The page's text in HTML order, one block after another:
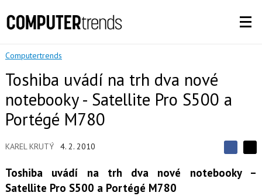
Computertrends
Toshiba uvádí na trh dva nové
notebooky - Satellite Pro S500 a
Portégé M780
KAREL KRUTÝ 4. 2. 2010
S
d
S
í
í
Toshiba uvádí na trh dva nové notebooky –
Satellite Pro S500 a Portégé M780